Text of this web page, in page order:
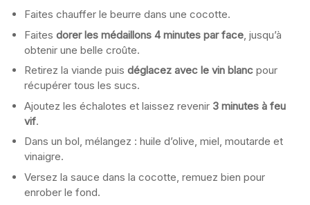
Faites chauffer le beurre dans une cocotte.
Faites dorer les médaillons 4 minutes par face , jusqu’à
obtenir une belle croûte.
Retirez la viande puis déglacez avec le vin blanc pour
récupérer tous les sucs.
Ajoutez les échalotes et laissez revenir 3 minutes à feu
vif.
Dans un bol, mélangez : huile d’olive, miel, moutarde et
vinaigre.
Versez la sauce dans la cocotte, remuez bien pour
enrober le fond.